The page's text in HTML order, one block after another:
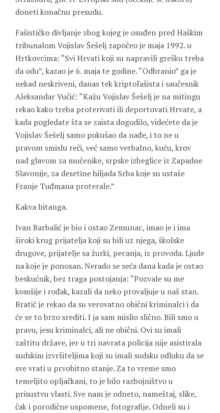
doneti konačnu presudu.
Fašističko divljanje zbog kojeg je osuđen pred Haškim
tribunalom Vojislav Šešelj započeo je maja 1992. u
Hrtkovcima: “Svi Hrvati koji su napravili grešku treba
da odu”, kazao je 6. maja te godine. “Odbranio” ga je
nekad neskriveni, danas tek kriptofašista i saučesnik
Aleksandar Vučić: “Kažu Vojislav Šešelj je na mitingu
rekao kako treba proterivati ili deportovati Hrvate, a
kada pogledate šta se zaista dogodilo, videćete da je
Vojislav Šešelj samo pokušao da nađe, i to ne u
pravom smislu reči, već samo verbalno, kuću, krov
nad glavom za mučenike, srpske izbeglice iz Zapadne
Slavonije, za desetine hiljada Srba koje su ustaše
Franje Tuđmana proterale.”
Kakva bitanga.
Ivan Barbalić je bio i ostao Zemunac, imao je i ima
široki krug prijatelja koji su bili uz njega, školske
drugove, prijatelje sa žurki, pecanja, iz provoda. Ljude
na koje je ponosan. Nerado se seća dana kada je ostao
beskućnik, bez traga postojanja: “Pozvale su me
komšije i rođak, kazali da neko provaljuje u naš stan.
Bratić je rekao da su verovatno obični kriminalci i da
će se to brzo srediti. I ja sam mislio slično. Bili smo u
pravu, jesu kriminalci, ali ne obični. Ovi su imali
zaštitu države, jer u tri navrata policija nije asistirala
sudskim izvršiteljima koji su imali sudsku odluku da se
sve vrati u prvobitno stanje. Za to vreme smo
temeljito opljačkani, to je bilo razbojništvo u
prisustvu vlasti. Sve nam je odneto, nameštaj, slike,
čak i porodične uspomene, fotografije. Odneli su i